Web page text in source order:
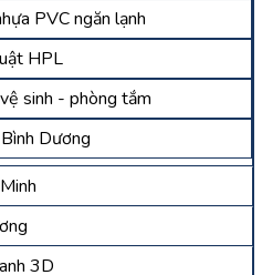
PVC ngăn lạnh
HPL
sinh - phòng tắm
Dương
3D